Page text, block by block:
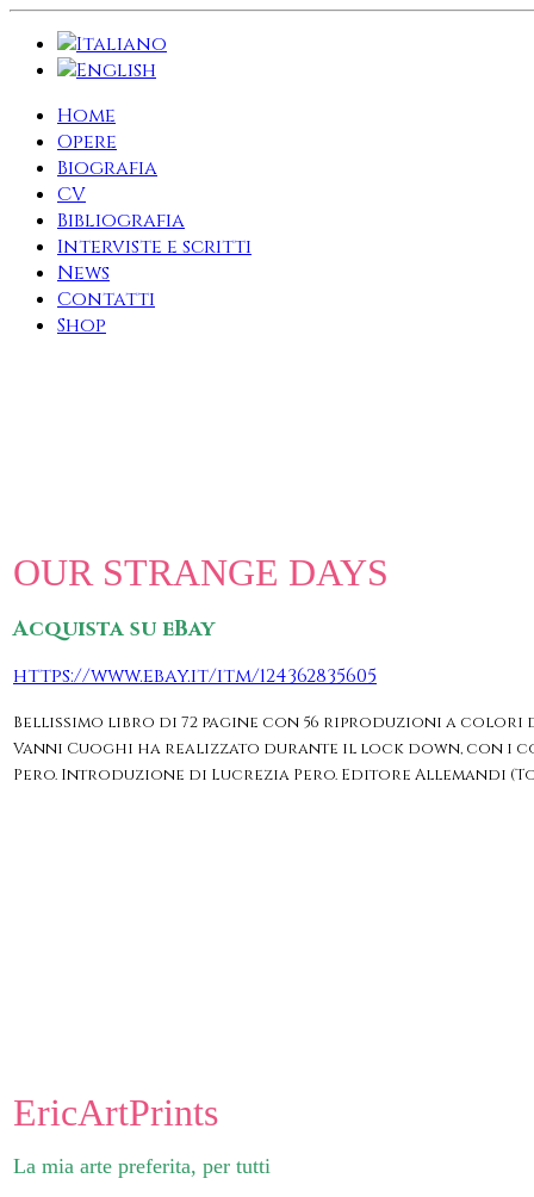
Home
Opere
Biografia
CV
Bibliografia
Interviste e scritti
News
Contatti
Shop
OUR STRANGE DAYS
Acquista su eBay
https://www.ebay.it/itm/124362835605
Bellissimo libro di 72 pagine con 56 riproduzioni a
Vanni Cuoghi ha realizzato durante il lock down, con i
Pero. Introduzione di Lucrezia Pero. Editore Allemandi
EricArtPrints
La mia arte preferita, per tutti